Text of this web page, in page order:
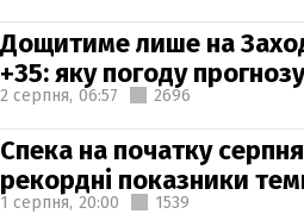
Дощитиме лише на
+35: яку погоду
2 серпня, 06:57 2696
Спека на початку
рекордні показники
1 серпня, 20:00 1539